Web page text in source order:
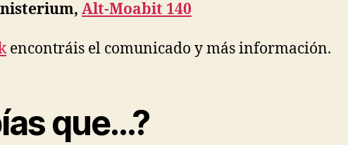
Alt-Moabit 140
encontráis el comunicado y más información.
que…?